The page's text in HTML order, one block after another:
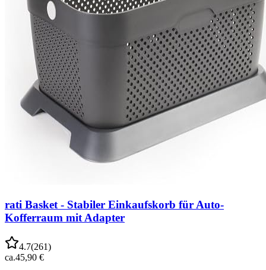
rati Basket - Stabiler Einkaufskorb für Auto-
Kofferraum mit Adapter
4.7(261)
ca.45,90 €